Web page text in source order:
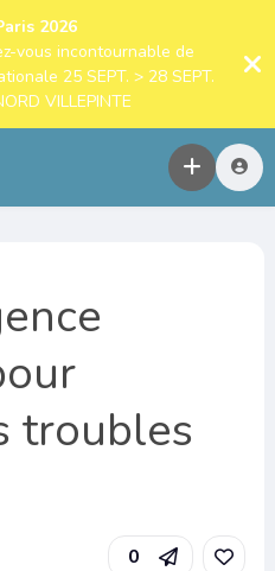
2026
vous incontournable de
25 SEPT. > 28 SEPT.
VILLEPINTE
troubles
0